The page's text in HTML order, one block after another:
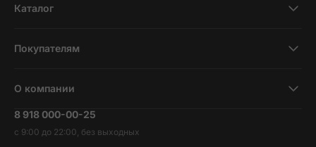
Каталог
Планшеты
Наушники и колонки
Покупателям
Трейд-ин
Гарантия и возврат
О компании
Вакансии
Контакты
8 918 000-00-25
с 9:00 до 22:00, без выходных